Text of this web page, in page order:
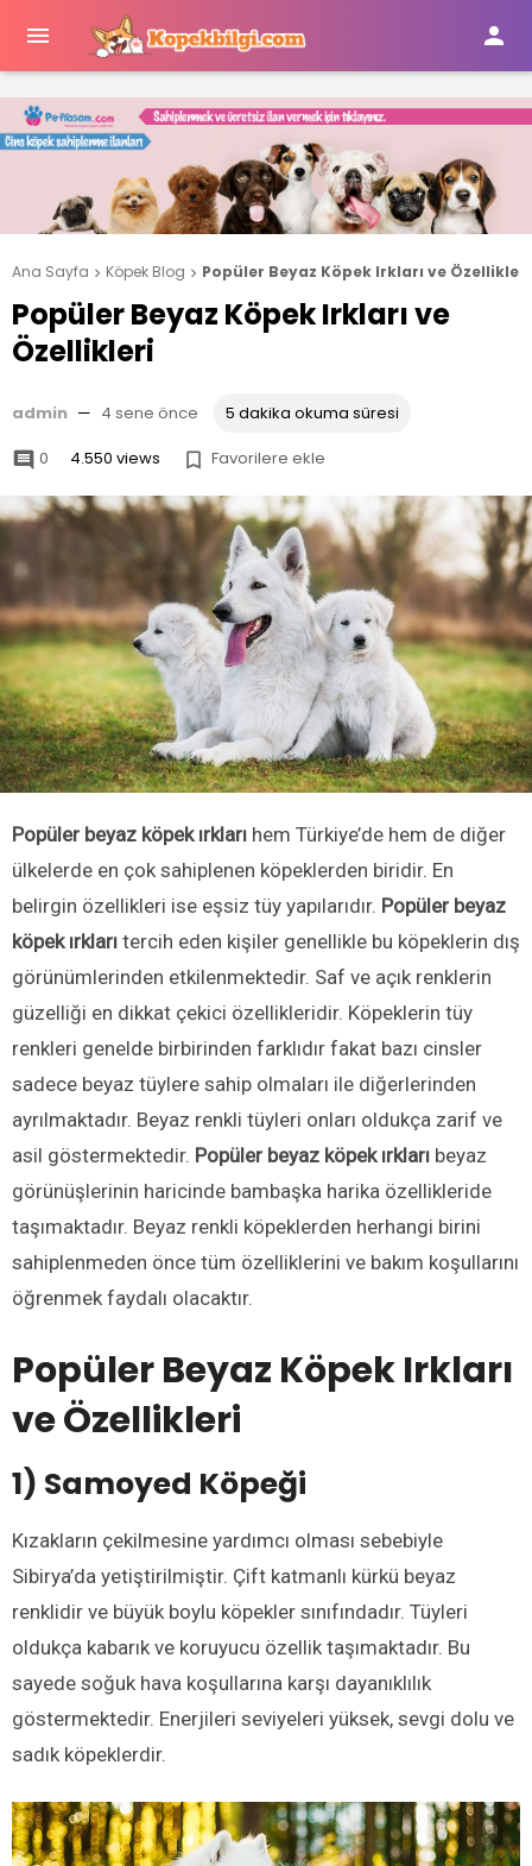
 
Ana Sayfa  Köpek Blog  Popüler Beyaz Köpek Irkları ve Özellikleri
Popüler Beyaz Köpek Irkları ve
Özellikleri
admin — 4 sene önce 5 dakika okuma süresi
 0 4.550 views  Favorilere ekle
Popüler beyaz köpek ırkları hem Türkiye’de hem de diğer
ülkelerde en çok sahiplenen köpeklerden biridir. En
belirgin özellikleri ise eşsiz tüy yapılarıdır. Popüler beyaz
köpek ırkları tercih eden kişiler genellikle bu köpeklerin dış
görünümlerinden etkilenmektedir. Saf ve açık renklerin
güzelliği en dikkat çekici özellikleridir. Köpeklerin tüy
renkleri genelde birbirinden farklıdır fakat bazı cinsler
sadece beyaz tüylere sahip olmaları ile diğerlerinden
ayrılmaktadır. Beyaz renkli tüyleri onları oldukça zarif ve
asil göstermektedir. Popüler beyaz köpek ırkları beyaz
görünüşlerinin haricinde bambaşka harika özellikleride
taşımaktadır. Beyaz renkli köpeklerden herhangi birini
sahiplenmeden önce tüm özelliklerini ve bakım koşullarını
öğrenmek faydalı olacaktır.
Popüler Beyaz Köpek Irkları
ve Özellikleri
1) Samoyed Köpeği
Kızakların çekilmesine yardımcı olması sebebiyle
Sibirya’da yetiştirilmiştir. Çift katmanlı kürkü beyaz
renklidir ve büyük boylu köpekler sınıfındadır. Tüyleri
oldukça kabarık ve koruyucu özellik taşımaktadır. Bu
sayede soğuk hava koşullarına karşı dayanıklılık
göstermektedir. Enerjileri seviyeleri yüksek, sevgi dolu ve
sadık köpeklerdir.